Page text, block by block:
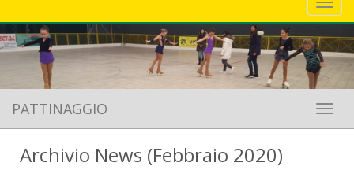
PATTINAGGIO
Archivio News (Febbraio 2020)